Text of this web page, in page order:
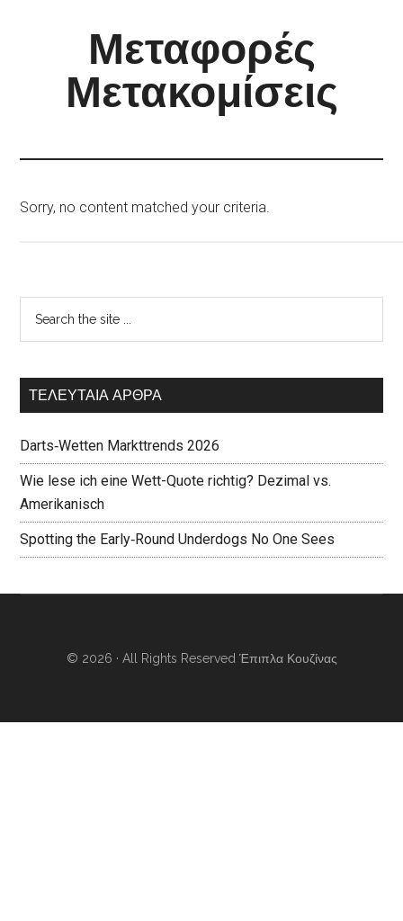
Μεταφορές
Μετακομίσεις
Sorry, no content matched your criteria.
ΤΕΛΕΥΤΑΙΑ ΑΡΘΡΑ
Darts‑Wetten Markttrends 2026
Wie lese ich eine Wett-Quote richtig? Dezimal vs.
Amerikanisch
Spotting the Early‑Round Underdogs No One Sees
© 2026 · All Rights Reserved Έπιπλα Κουζίνας